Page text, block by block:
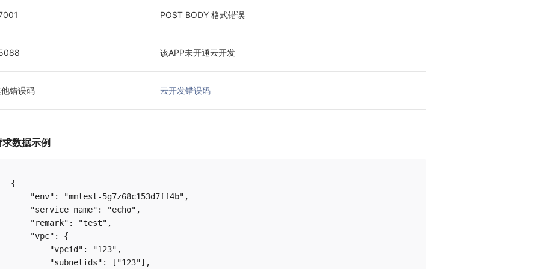
POST BODY 格式错误
该APP未开通云开发
错误码 云开发错误码
求数据示例
{
    "env": "mmtest-5g7z68c153d7ff4b",
    "service_name": "echo",
    "remark": "test",
    "vpc": {
        "vpcid": "123",
        "subnetids": ["123"],